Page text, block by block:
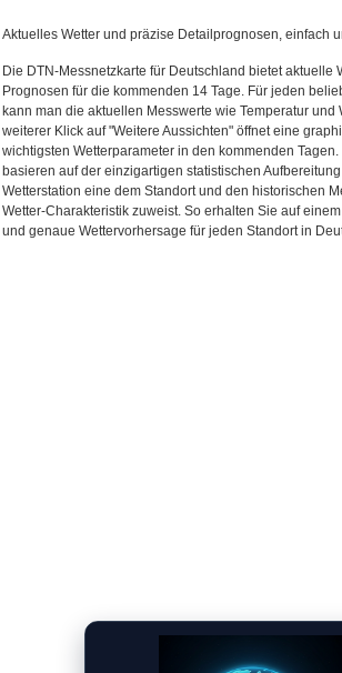
Aktuelles Wetter und präzise Detailprognosen, einfach
Die DTN-Messnetzkarte für Deutschland bietet aktuelle
Prognosen für die kommenden 14 Tage. Für jeden
kann man die aktuellen Messwerte wie Temperatur und
weiterer Klick auf "Weitere Aussichten" öffnet eine
wichtigsten Wetterparameter in den kommenden
basieren auf der einzigartigen statistischen
Wetterstation eine dem Standort und den historischen
Wetter-Charakteristik zuweist. So erhalten Sie auf
und genaue Wettervorhersage für jeden Standort in